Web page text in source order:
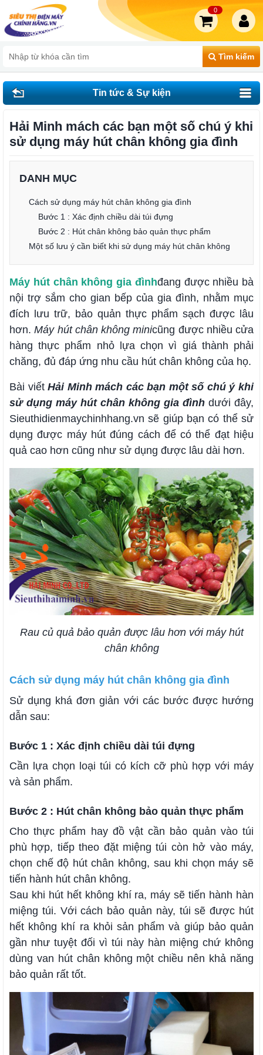
Tìm kiếm
0
Tin tức & Sự kiện
Hải Minh mách các bạn một số chú ý khi
sử dụng máy hút chân không gia đình
DANH MỤC
Cách sử dụng máy hút chân không gia đình
Bước 1 : Xác định chiều dài túi đựng
Bước 2 : Hút chân không bảo quản thực phẩm
Một số lưu ý cần biết khi sử dụng máy hút chân không
Máy hút chân không gia đìnhđang được nhiều bà
nội trợ sắm cho gian bếp của gia đình, nhằm mục
đích lưu trữ, bảo quản thực phẩm sạch được lâu
hơn.Máy hút chân không minicũng được nhiều cửa
hàng thực phẩm nhỏ lựa chọn vì giá thành phải
chăng, đủ đáp ứng nhu cầu hút chân không của họ.
Bài viếtHải Minh mách các bạn một số chú ý khi
sử dụng máy hút chân không gia đình dưới đây,
Sieuthidienmaychinhhang.vn sẽ giúp bạn có thể sử
dụng được máy hút đúng cách để có thể đạt hiệu
quả cao hơn cũng như sử dụng được lâu dài hơn.
Rau củ quả bảo quản được lâu hơn với máy hút
chân không
Cách sử dụng máy hút chân không gia đình
Sử dụng khá đơn giản với các bước được hướng
dẫn sau:
Bước 1 : Xác định chiều dài túi đựng
Cần lựa chọn loại túi có kích cỡ phù hợp với máy
và sản phẩm.
Bước 2 : Hút chân không bảo quản thực phẩm
Cho thực phẩm hay đồ vật cần bảo quản vào túi
phù hợp, tiếp theo đặt miệng túi còn hở vào máy,
chọn chế độ hút chân không, sau khi chọn máy sẽ
tiến hành hút chân không.
Sau khi hút hết không khí ra, máy sẽ tiến hành hàn
miệng túi. Với cách bảo quản này, túi sẽ được hút
hết không khí ra khỏi sản phẩm và giúp bảo quản
gần như tuyệt đối vì túi này hàn miệng chứ không
dùng van hút chân không một chiều nên khả năng
bảo quản rất tốt.